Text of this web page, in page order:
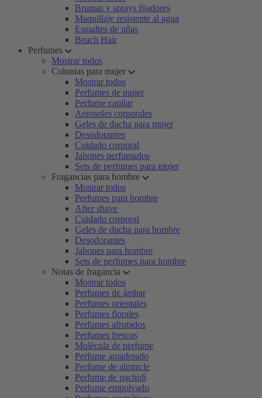
Brumas y sprays fijadores
Maquillaje resistente al agua
Esmaltes de uñas
Beach Hair
Perfumes
Mostrar todos
Colonias para mujer
Mostrar todos
Perfumes de mujer
Perfume capilar
Aerosoles corporales
Geles de ducha para mujer
Desodorantes
Cuidado corporal
Jabones perfumados
Sets de perfumes para mujer
Fragancias para hombre
Mostrar todos
Perfumes para hombre
After shave
Cuidado corporal
Geles de ducha para hombre
Desodorantes
Jabones para hombre
Sets de perfumes para hombre
Notas de fragancia
Mostrar todos
Perfumes de ámbar
Perfumes orientales
Perfumes florales
Perfumes afrutados
Perfumes frescos
Molécula de perfume
Perfume amaderado
Perfume de almizcle
Perfume de pachulí
Perfume empolvado